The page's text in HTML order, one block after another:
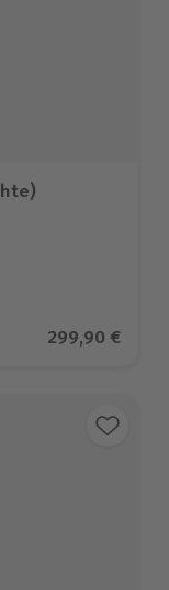
Aktueller
299,90 €